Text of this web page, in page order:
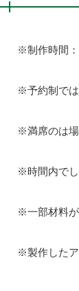
※制作時間：
※予約制では
※満席のは場
※時間内でし
※一部材料が
※製作したア